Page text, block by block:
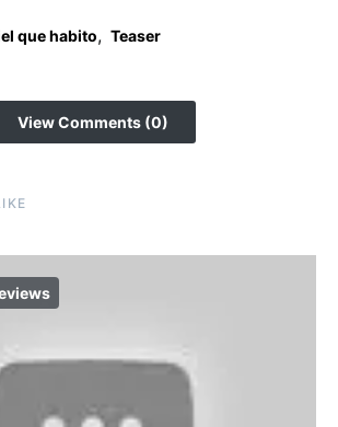
que habito, Teaser
View Comments (0)